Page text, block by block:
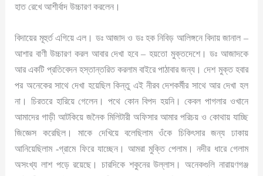
হাত রেখে আশীর্বাদ উচ্চারণ করলেন।
বিদায়ের মূহুর্ত এগিয়ে এল। ডঃ আজাদ ও ডঃ হক নিবিড় আলিঙ্গনে বিদায় জানাল –
আশার বাণী উচ্চারণ করল আবার দেখা হবে – হয়তো মুক্তদেশে। ডঃ আজাদকে
আর একটি প্রতিবেদন হস্তান্তরিত করলাম বাইরে পাঠাবার জন্য। দেশ মুক্ত হবার
পর অনেকের সাথে দেখা হয়েছিল কিন্তু এই নীরব দেশকর্মীর সাথে আর দেখা হল
না। চিরতরে হারিয়ে গেলেন। পথে কোন বিপদ হয়নি। কেবল পাগলার ওখানে
আমাদের গাড়ী আটকিয়ে জনৈক মিলিটারী অফিসার আমার পরিচয় ও কোথায় যাচ্ছি
জিজ্ঞেস করেছিল। মাকে দেখিয়ে বলেছিলাম ওঁকে চিকিৎসার জন্য ঢাকায়
আনিয়েছিলাম -গ্রামে ফিরে যাচ্ছেন। আমরা মুক্তি পেলাম। নদীর ধারে গেলাম
অসংখ্য লাশ পড়ে রয়েছে। চারদিকে শকুনের উল্লাস। অনেকগুলি নারায়ণগঞ্জ